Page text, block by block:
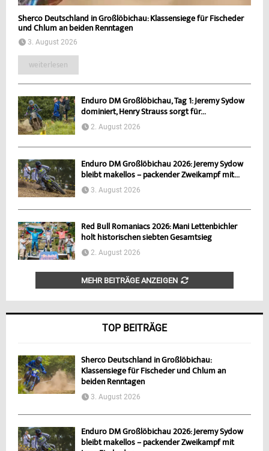
Sherco Deutschland in Großlöbichau: Klassensiege für Fischeder
und Chlum an beiden Renntagen
3. August 2026
weiterlesen
Enduro DM Großlöbichau, Tag 1: Jeremy Sydow
dominiert, Henry Strauss sorgt für...
2. August 2026
Enduro DM Großlöbichau 2026: Jeremy Sydow
bleibt makellos – packender Zweikampf mit...
3. August 2026
Red Bull Romaniacs 2026: Mani Lettenbichler
holt historischen siebten Gesamtsieg
2. August 2026
MEHR BEITRÄGE ANZEIGEN
TOP BEITRÄGE
Sherco Deutschland in Großlöbichau:
Klassensiege für Fischeder und Chlum an
beiden Renntagen
3. August 2026
Enduro DM Großlöbichau 2026: Jeremy Sydow
bleibt makellos – packender Zweikampf mit